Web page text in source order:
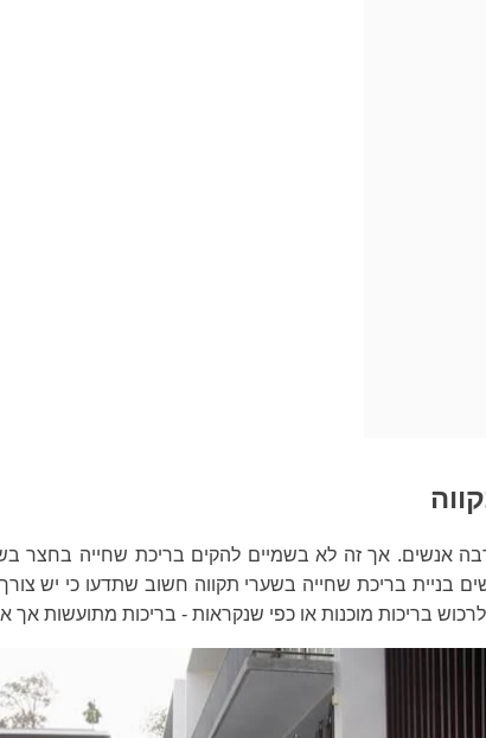
אנשים. אך זה לא בשמיים להקים בריכת שחייה בחצר
בריכת שחייה בשערי תקווה חשוב שתדעו כי יש צורך
לרכוש בריכות מוכנות או כפי שנקראות - בריכות מתועשות